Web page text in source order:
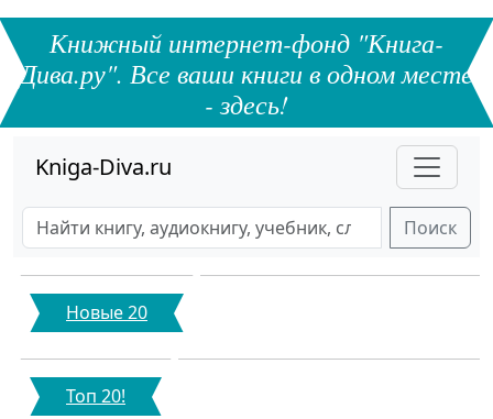
Книжный интернет-фонд "Книга-
Дива.ру". Все ваши книги в одном месте
- здесь!
Kniga-Diva.ru
Поиск
Новые 20
Топ 20!